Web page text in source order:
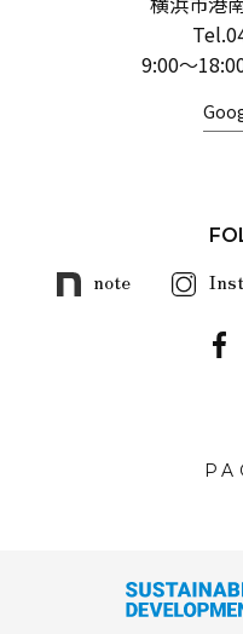
Tel.
9:00～
note